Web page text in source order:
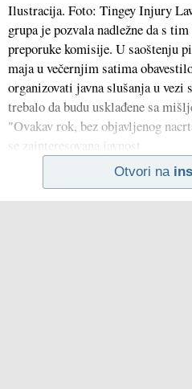
Ilustracija. Foto: Tingey Injury
grupa je pozvala nadležne da s
preporuke komisije. U saoštenju
maja u večernjim satima
organizovati javna slušanja u vezi
trebalo da budu usklađene sa
"Ovakav rok, bez objavljenog
se zainteresovana javnost
Otvori na